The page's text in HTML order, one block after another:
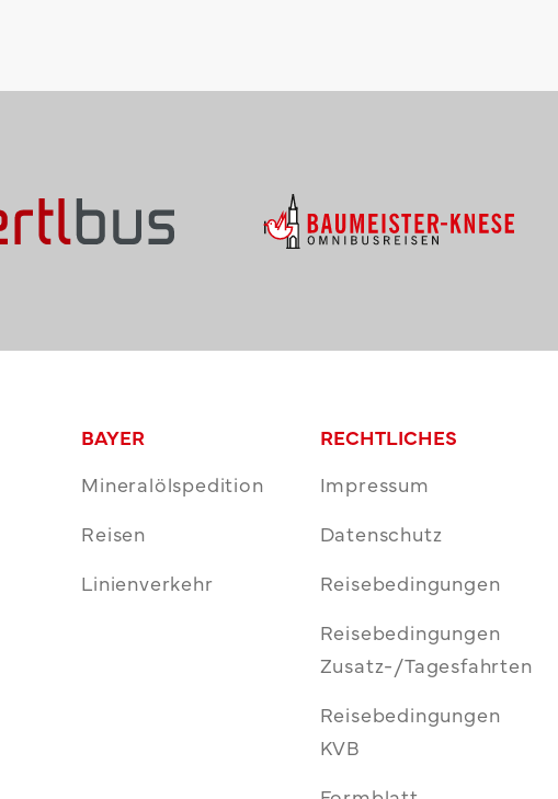
BAYER
Mineralölspedition
Reisen
Linienverkehr
RECHTLICHES
Impressum
Datenschutz
Reisebedingungen
Reisebedingungen
Zusatz-/Tagesfahrten
Reisebedingungen
KVB